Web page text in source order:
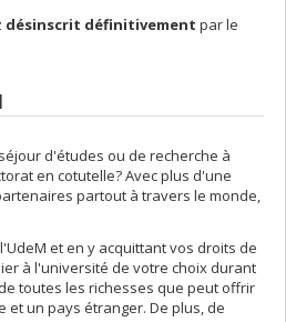
désinscrit définitivement par le
d'études ou de recherche à
en cotutelle? Avec plus d'une
partout à travers le monde,
et en y acquittant vos droits de
à l'université de votre choix durant
toutes les richesses que peut offrir
et un pays étranger. De plus, de